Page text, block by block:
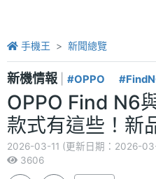
手機王 新聞總覽
新機情報 #OPPO
OPPO Find N6
款式有這些！新
2026-03-11 (更新日期：2026-
3606